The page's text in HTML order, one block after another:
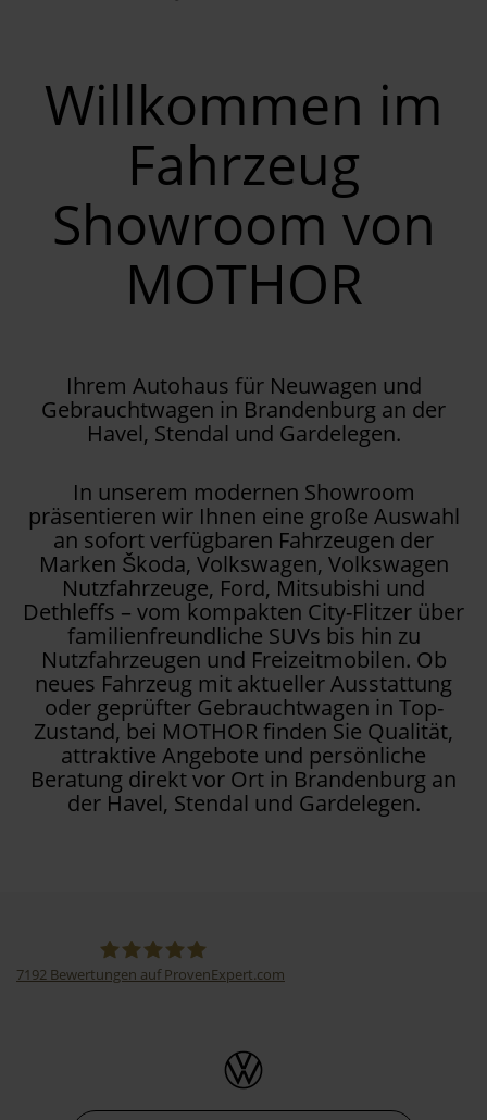
Willkommen im
Fahrzeug
Showroom von
MOTHOR
Ihrem Autohaus für Neuwagen und
Gebrauchtwagen in Brandenburg an der
Havel, Stendal und Gardelegen.
In unserem modernen Showroom
präsentieren wir Ihnen eine große Auswahl
an sofort verfügbaren Fahrzeugen der
Marken Škoda, Volkswagen, Volkswagen
Nutzfahrzeuge, Ford, Mitsubishi und
Dethleffs – vom kompakten City-Flitzer über
familienfreundliche SUVs bis hin zu
Nutzfahrzeugen und Freizeitmobilen. Ob
neues Fahrzeug mit aktueller Ausstattung
oder geprüfter Gebrauchtwagen in Top-
Zustand, bei MOTHOR finden Sie Qualität,
attraktive Angebote und persönliche
Beratung direkt vor Ort in Brandenburg an
der Havel, Stendal und Gardelegen.
7192 Bewertungen auf ProvenExpert.com